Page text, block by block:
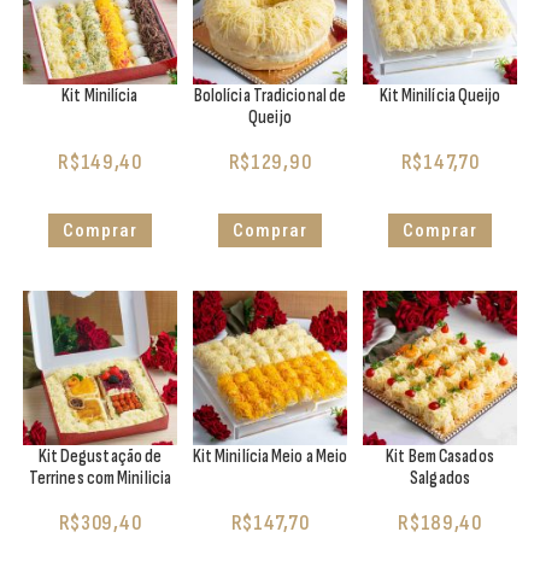
Kit Minilícia
R$149,40
Comprar
Bololícia Tradicional de
Queijo
R$129,90
Comprar
Kit Minilícia Queijo
R$147,70
Comprar
Kit Degustação de
Terrines com Minilicia
R$309,40
Kit Minilícia Meio a Meio
R$147,70
Kit Bem Casados
Salgados
R$189,40